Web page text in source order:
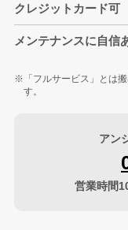
クレジットカード可
メンテナンスに自信
「フルサービス」とは
す。
アン
営業時間